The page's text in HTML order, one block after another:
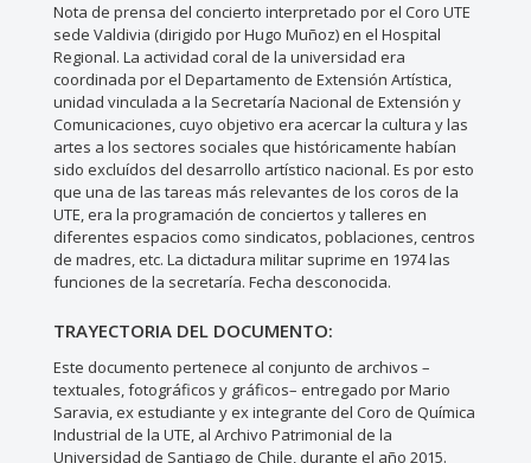
Nota de prensa del concierto interpretado por el Coro UTE
sede Valdivia (dirigido por Hugo Muñoz) en el Hospital
Regional. La actividad coral de la universidad era
coordinada por el Departamento de Extensión Artística,
unidad vinculada a la Secretaría Nacional de Extensión y
Comunicaciones, cuyo objetivo era acercar la cultura y las
artes a los sectores sociales que históricamente habían
sido excluídos del desarrollo artístico nacional. Es por esto
que una de las tareas más relevantes de los coros de la
UTE, era la programación de conciertos y talleres en
diferentes espacios como sindicatos, poblaciones, centros
de madres, etc. La dictadura militar suprime en 1974 las
funciones de la secretaría. Fecha desconocida.
TRAYECTORIA DEL DOCUMENTO:
Este documento pertenece al conjunto de archivos –
textuales, fotográficos y gráficos– entregado por Mario
Saravia, ex estudiante y ex integrante del Coro de Química
Industrial de la UTE, al Archivo Patrimonial de la
Universidad de Santiago de Chile, durante el año 2015.